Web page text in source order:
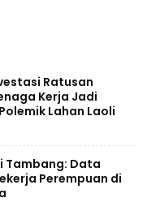
Ratusan
Kerja Jadi
Lahan Laoli
Tambang: Data
Perempuan di